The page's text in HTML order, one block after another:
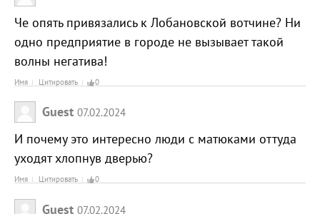
Че опять привязались к Лобановской вотчине? Ни
одно предприятие в городе не вызывает такой
волны негатива!
Имя Цитировать 0
Guest 07.02.2024
И почему это интересно люди с матюками оттуда
уходят хлопнув дверью?
Имя Цитировать 0
Guest 07.02.2024